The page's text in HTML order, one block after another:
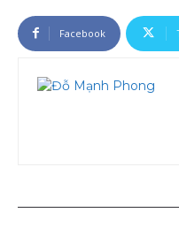
Facebook